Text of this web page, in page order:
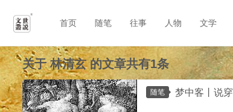
首页 随笔 往事 人物 文学
关于林清玄的文章共有1条
随笔 梦中客丨说穿